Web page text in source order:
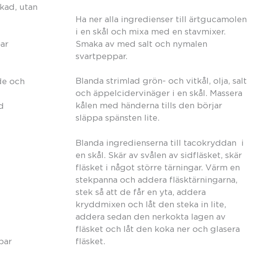
utan
och
Ha ner alla ingredienser till ärtgucamolen
i en skål och mixa med en stavmixer.
Smaka av med salt och nymalen
svartpeppar.
Blanda strimlad grön- och vitkål, olja, salt
och äppelcidervinäger i en skål. Massera
kålen med händerna tills den börjar
släppa spänsten lite.
Blanda ingredienserna till tacokryddan i
en skål. Skär av svålen av sidfläsket, skär
fläsket i något större tärningar. Värm en
stekpanna och addera fläsktärningarna,
stek så att de får en yta, addera
kryddmixen och låt den steka in lite,
addera sedan den nerkokta lagen av
fläsket och låt den koka ner och glasera
fläsket.